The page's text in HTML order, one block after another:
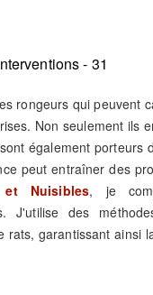
- 31
rongeurs qui peuvent
Non seulement ils
également porteurs
peut entraîner des
Nuisibles, je
J'utilise des
rats, garantissant ainsi